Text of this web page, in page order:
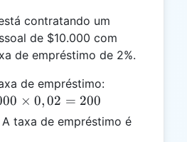
contratando um
de $10.000 com
de empréstimo de 2%.
de empréstimo:
\times
× 0,02 = 200
A taxa de empréstimo é